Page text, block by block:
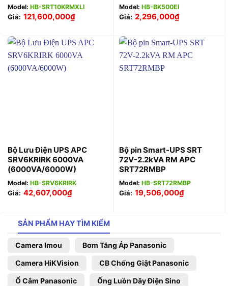
Model: HB-SRT10KRMXLI
Giá: 121,600,000₫
Model: HB-BK500EI
Giá: 2,296,000₫
Bộ Lưu Điện UPS APC
SRV6KRIRK 6000VA
(6000VA/6000W)
Model: HB-SRV6KRIRK
Giá: 42,607,000₫
Bộ pin Smart-UPS SRT
72V-2.2kVA RM APC
SRT72RMBP
Model: HB-SRT72RMBP
Giá: 19,506,000₫
SẢN PHẨM HAY TÌM KIẾM
Camera Imou Bơm Tăng Áp Panasonic
Camera HiKVision CB Chống Giật Panasonic
Ổ Cắm Panasonic Ống Luồn Dây Điện Sino